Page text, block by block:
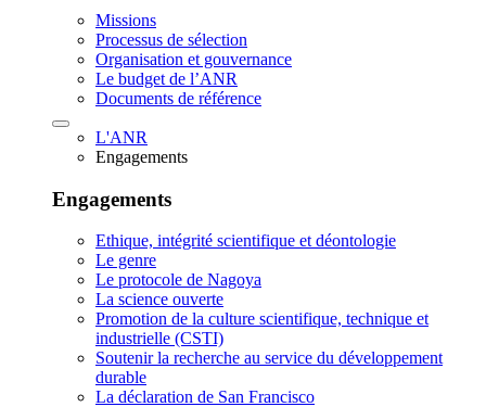
Missions
Processus de sélection
Organisation et gouvernance
Le budget de l’ANR
Documents de référence
L'ANR
Engagements
Engagements
Ethique, intégrité scientifique et déontologie
Le genre
Le protocole de Nagoya
La science ouverte
Promotion de la culture scientifique, technique et
industrielle (CSTI)
Soutenir la recherche au service du développement
durable
La déclaration de San Francisco